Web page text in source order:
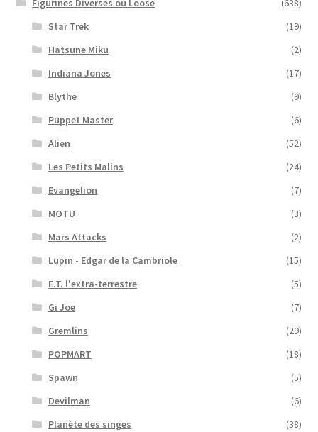
Figurines Diverses ou Loose
(638)
Star Trek
(19)
Hatsune Miku
(2)
Indiana Jones
(17)
Blythe
(9)
Puppet Master
(6)
Alien
(52)
Les Petits Malins
(24)
Evangelion
(7)
MOTU
(3)
Mars Attacks
(2)
Lupin - Edgar de la Cambriole
(15)
E.T. l'extra-terrestre
(5)
Gi Joe
(7)
Gremlins
(29)
POPMART
(18)
Spawn
(5)
Devilman
(6)
Planète des singes
(38)